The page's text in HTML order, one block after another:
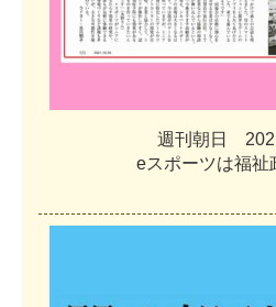
週刊 朝 日 202
eスポーツは福祉